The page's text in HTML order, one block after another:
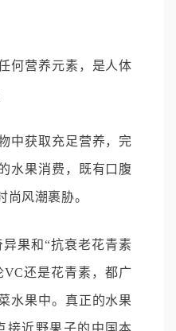
何营养元素，是人体
中获取充足营养，完
水果消费，既有口腹
尚风潮裹胁。
果和“抗衰老花青素
还是花青素，都广
水果中。真正的水果
接近野果子的中国本